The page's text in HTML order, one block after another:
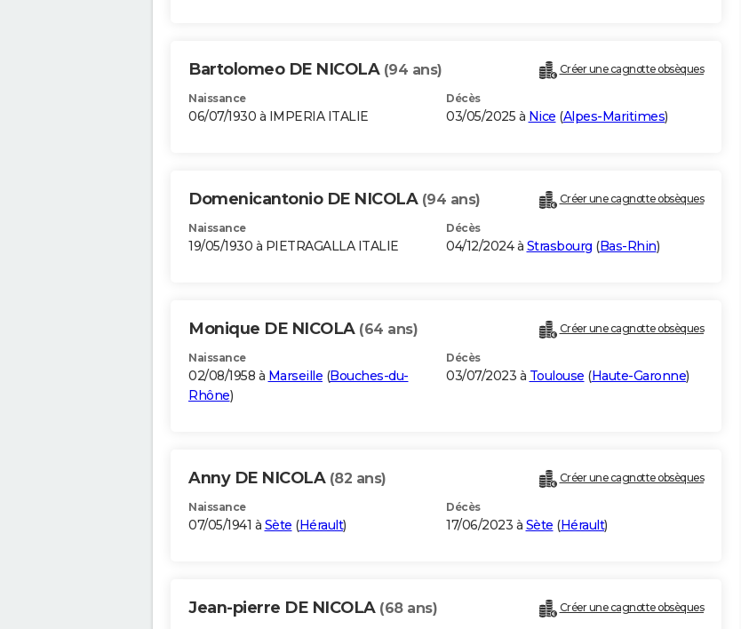
Bartolomeo DE NICOLA (94 ans) Créer une cagnotte obsèques
Naissance
06/07/1930 à IMPERIA ITALIE
Décès
03/05/2025 à Nice (Alpes-Maritimes)
Domenicantonio DE NICOLA (94 ans) Créer une cagnotte obsèques
Naissance
19/05/1930 à PIETRAGALLA ITALIE
Décès
04/12/2024 à Strasbourg (Bas-Rhin)
Monique DE NICOLA (64 ans) Créer une cagnotte obsèques
Naissance
02/08/1958 à Marseille (Bouches-du-
Rhône)
Décès
03/07/2023 à Toulouse (Haute-Garonne)
Anny DE NICOLA (82 ans) Créer une cagnotte obsèques
Naissance
07/05/1941 à Sète (Hérault)
Décès
17/06/2023 à Sète (Hérault)
Jean-pierre DE NICOLA (68 ans) Créer une cagnotte obsèques